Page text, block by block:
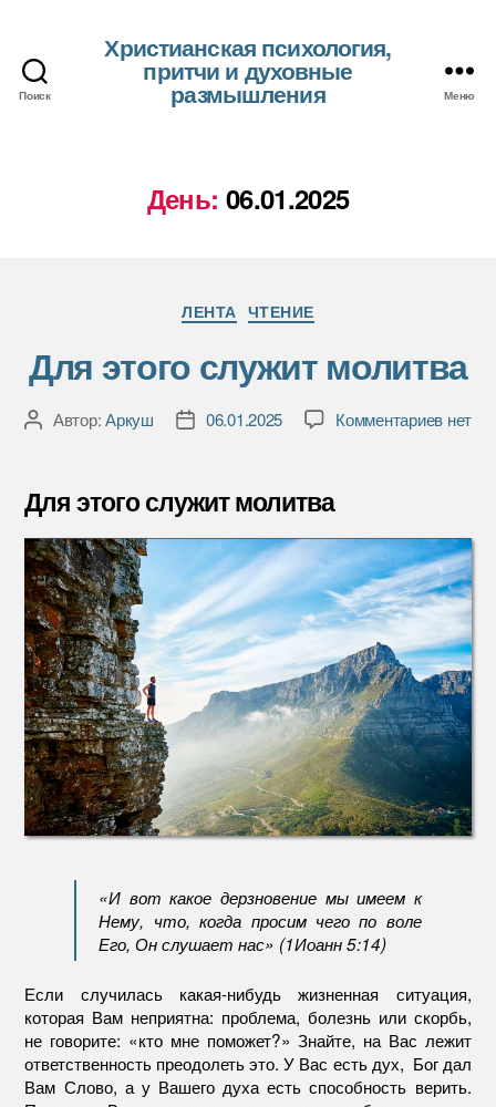
Поиск
Христианская психология,
притчи и духовные
размышления Меню
День: 06.01.2025
Рубрики
ЛЕНТА ЧТЕНИЕ
Для этого служит молитва
АвторАвтор:Аркуш
Дата06.01.2025 Комментариевкнет
Для этого служит молитва
«И вот какое дерзновение мы имеем к
Нему, что, когда просим чего по воле
Его, Он слушает нас» (1Иоанн 5:14)
Если случилась какая-нибудь жизненная ситуация,
которая Вам неприятна: проблема, болезнь или скорбь,
не говорите: «кто мне поможет?» Знайте, на Вас лежит
ответственность преодолеть это. У Вас есть дух, Бог дал
Вам Слово, а у Вашего духа есть способность верить.